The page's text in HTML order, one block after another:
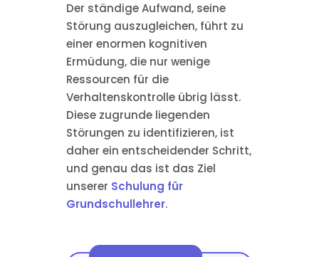
Der ständige Aufwand, seine
Störung auszugleichen, führt zu
einer enormen kognitiven
Ermüdung, die nur wenige
Ressourcen für die
Verhaltenskontrolle übrig lässt.
Diese zugrunde liegenden
Störungen zu identifizieren, ist
daher ein entscheidender Schritt,
und genau das ist das Ziel
unserer Schulung für
Grundschullehrer.